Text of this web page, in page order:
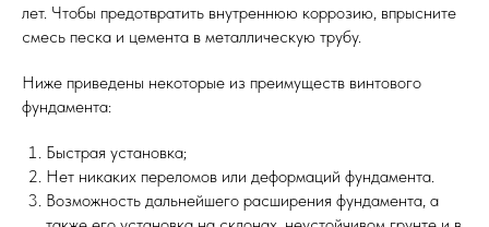
лет. Чтобы предотвратить внутреннюю коррозию, впрысните
смесь песка и цемента в металлическую трубу.
Ниже приведены некоторые из преимуществ винтового
фундамента:
Быстрая установка;
Нет никаких переломов или деформаций фундамента.
Возможность дальнейшего расширения фундамента, а